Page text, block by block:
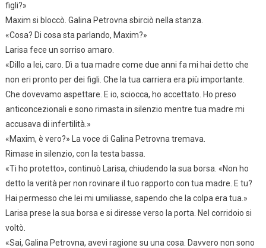
figli?»
Maxim si bloccò. Galina Petrovna sbirciò nella stanza.
«Cosa? Di cosa sta parlando, Maxim?»
Larisa fece un sorriso amaro.
«Dillo a lei, caro. Dì a tua madre come due anni fa mi hai detto che
non eri pronto per dei figli. Che la tua carriera era più importante.
Che dovevamo aspettare. E io, sciocca, ho accettato. Ho preso
anticoncezionali e sono rimasta in silenzio mentre tua madre mi
accusava di infertilità.»
«Maxim, è vero?» La voce di Galina Petrovna tremava.
Rimase in silenzio, con la testa bassa.
«Ti ho protetto», continuò Larisa, chiudendo la sua borsa. «Non ho
detto la verità per non rovinare il tuo rapporto con tua madre. E tu?
Hai permesso che lei mi umiliasse, sapendo che la colpa era tua.»
Larisa prese la sua borsa e si diresse verso la porta. Nel corridoio si
voltò.
«Sai, Galina Petrovna, avevi ragione su una cosa. Davvero non sono